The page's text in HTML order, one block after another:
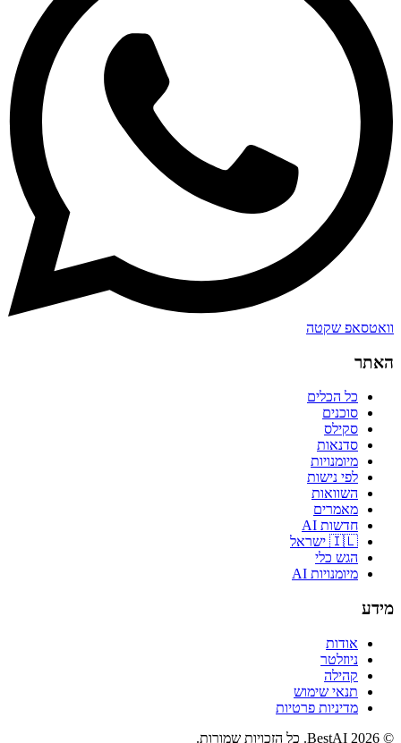
וואטסאפ שקטה
האתר
כל הכלים
סוכנים
סקילס
סדנאות
מיומנויות
לפי נישות
השוואות
מאמרים
חדשות AI
🇮🇱 ישראל
הגש כלי
מיומנויות AI
מידע
אודות
ניוזלטר
קהילה
תנאי שימוש
מדיניות פרטיות
©
2026
BestAI. כל הזכויות שמורות.